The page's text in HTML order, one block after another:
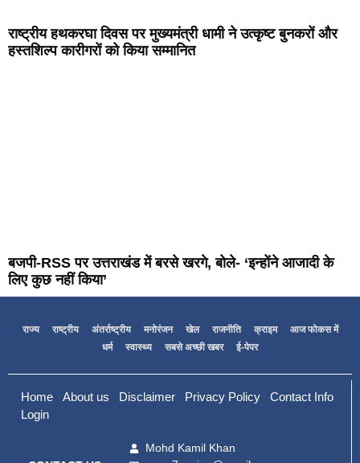
राष्ट्रीय हथकरघा दिवस पर मुख्यमंत्री धामी ने उत्कृष्ट बुनकरों और
हस्तशिल्प कारीगरों को किया सम्मानित
बजपी-RSS पर उत्तराखंड में बरसे खरगे, बोले- ‘इन्होंने आजादी के
लिए कुछ नहीं किया’
राज्य राष्ट्रीय अंतर्राष्ट्रीय मनोरंजन खेल राजनीति क्राइम
आज फोकस में
धर्म
स्वास्थ्य सबसे अच्छी खबर ई-पेपर
Home About us Disclaimer Privacy Policy
Contact Info
Login
Mohd Kamil Khan